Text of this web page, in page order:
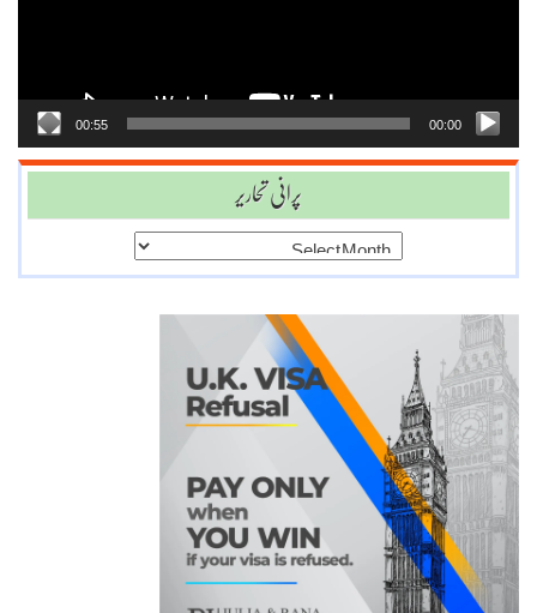
00:00
00:55
پرانی تحاریر